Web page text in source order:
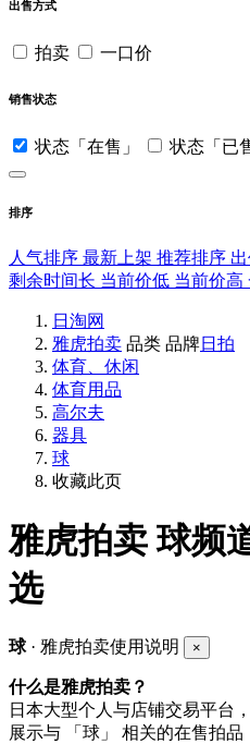
出售方式
拍卖 一口价
销售状态
状态「在售」 状态「已
排序
人气排序 最新上架 推荐排序
剩余时间长 当前价低 当前价高
日淘网
雅虎拍卖 品类 品牌日拍
体育、休闲
体育用品
高尔夫
器具
球
收藏此页
雅虎拍卖球频
选
球· 雅虎拍卖使用说明 ×
什么是雅虎拍卖？
日本大型个人与店铺交易平台
展示与 「球」 相关的在售拍品